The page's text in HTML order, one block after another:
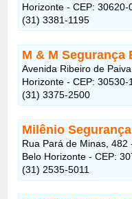
Horizonte - CEP: 30620-
(31) 3381-1195
M & M Segurança
Avenida Ribeiro de
Horizonte - CEP: 30530-
(31) 3375-2500
Milênio
Rua Pará de Minas,
Belo Horizonte - CEP:
(31) 2535-5011